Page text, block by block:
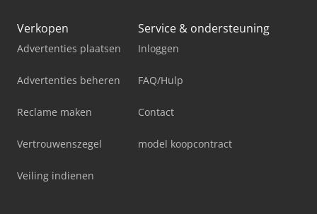
Verkopen
Advertenties plaatsen
Advertenties beheren
Reclame maken
Vertrouwenszegel
Veiling indienen
Service & ondersteuning
Inloggen
FAQ/Hulp
Contact
model koopcontract